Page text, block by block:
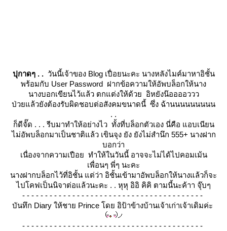
ปุกาดๆ . . วันนี้เจ้าของ Blog เปื่อยนะคะ นางหลังไมค์มาหาอิชั้น
พร้อมกับ User Password ฝากข้อความให้อัพบล็อกให้นาง
นางบอกเขียนไว้แล้ว ตกแต่งให้ด้วย อิหยังน๊ออออววว
ป่วยแล้วยังต้องรับผิดชอบต่อสังคมขนาดนี้ ซึ่ง ฉ้านนนนนนนนน
. .
ก็ดีจั๊ด . . . รีบมาทำให้อย่างไว ทั้งที่บล็อกตัวเอง นี่คือ แอบเนียน
ไม่อัพบล็อกมาเป็นชาติแล้ว เขินจุง ยัง ยังไม่สำนึก 555+ นางฝาก
บอกว่า
เนื่องจากความเปือย ทำให้ในวันนี้ อาจจะไม่ได้ไปคอมเม้น
เพื่อนๆ พี่ๆ นะคะ
นางฝากบล็อกไว้ที่อิชั้น แต่ว่า อิชั้นเข้ามาอัพบล็อกให้นางแล้วก็จะ
ไปโคฟเป็นนิจาต่อแล้วนะคะ . . หุหุ อิอิ คิคิ ตามนี้นะค้าา จุ๊บๆ
- - - - - - - - - - - - - - - - - - - - - - - - - - - - - - - - - - - - - - - -
บันทึก Diary ให้ชาย Prince โดย อิป้าข้างบ้านเจ้าเก่าเจ้าเดิมค่ะ
- - - - - - - - - - - - - - - - - - - - - - - - - - - - - - - - - - - - - - - -